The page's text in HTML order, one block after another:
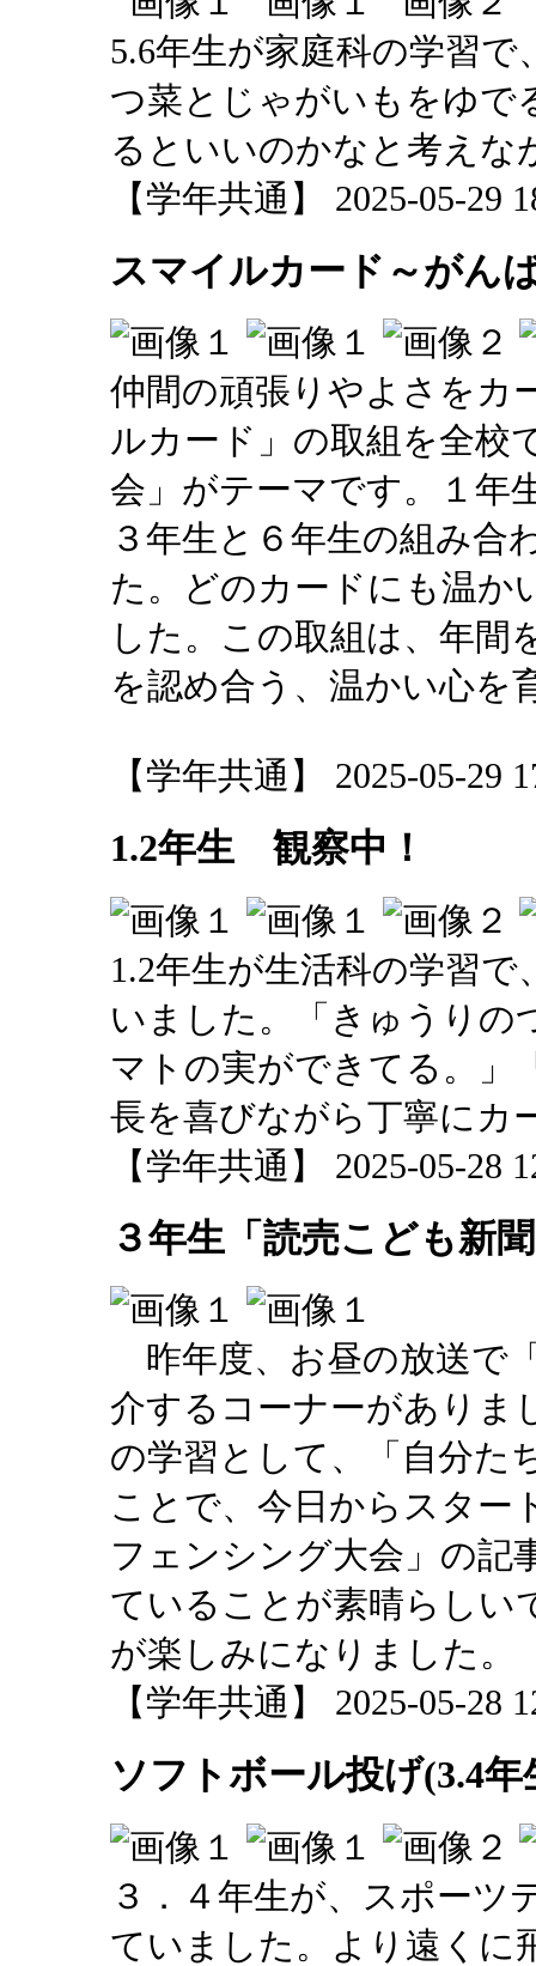
5.6年生が家庭科の学習
つ菜とじゃがいもをゆで
るといいのかなと考えな
【学年共通】 2025-05-29
スマイルカード～がん
仲間の頑張りやよさをカ
ルカード」の取組を全校
会」がテーマです。１年
３年生と６年生の組み合
た。どのカードにも温か
した。この取組は、年間
を認め合う、温かい心を
【学年共通】 2025-05-29
1.2年生 観察中！
1.2年生が生活科の学習
いました。「きゅうりの
マトの実ができてる。」
長を喜びながら丁寧にカ
【学年共通】 2025-05-28
３年生「読売こども新
昨年度、お昼の放送で
介するコーナーがありま
の学習として、「自分た
ことで、今日からスター
フェンシング大会」の記
ていることが素晴らしい
が楽しみになりました。
【学年共通】 2025-05-28
ソフトボール投げ(3.4年
３．４年生が、スポーツ
ていました。より遠くに